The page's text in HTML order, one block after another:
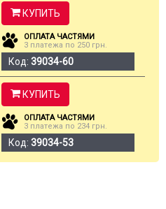
КУПИТЬ
ОПЛАТА ЧАСТЯМИ
3 платежа по 250 грн.
Код: 39034-60
КУПИТЬ
ОПЛАТА ЧАСТЯМИ
3 платежа по 234 грн.
Код: 39034-53